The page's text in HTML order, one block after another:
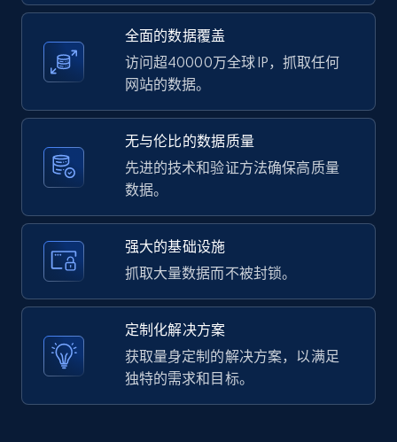
LinkedIn posts - Discover user's articles by
URL, ID, User id, Use url, Title, Headline, Post
text, Date posted, and more.
1.5K+
LinkedIn posts - Discover posts by Profile
URL
URL, ID, User id, Use url, Title, Headline, Post
text, Date posted, and more.
11.3K+ 1.5K+ 注册使用
全面的数据覆盖
访问超40000万全球 IP，抓取任何
网站的数据。
无与伦比的数据质量
先进的技术和验证方法确保高质量
数据。
强大的基础设施
抓取大量数据而不被封锁。
定制化解决方案
获取量身定制的解决方案，以满足
独特的需求和目标。